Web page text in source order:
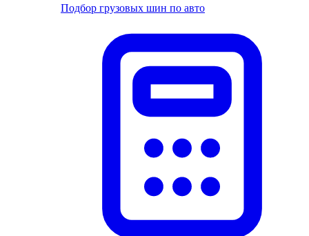
Подбор грузовых шин по авто